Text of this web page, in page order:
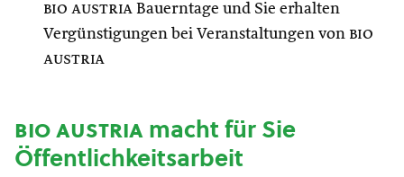
bio austria Bauerntage und Sie erhalten
Vergünstigungen bei Veranstaltungen von bio
austria
bio austriamacht für Sie
Öffentlichkeitsarbeit